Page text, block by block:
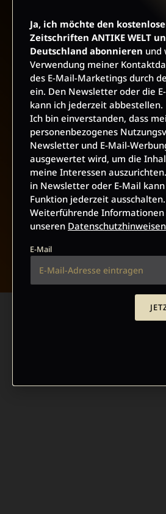
VERTRAG
ABO ONLINE
Ja, ich möchte den
Zeitschriften ANTIKE WELT
Deutschland abonnieren und
Verwendung meiner
des E-Mail-Marketings durch
ein. Den Newsletter oder die
kann ich jederzeit abbestellen.
Ich bin einverstanden, dass
personenbezogenes
Newsletter und E-Mail-
ausgewertet wird, um die
meine Interessen
in Newsletter oder E-Mail
Funktion jederzeit ausschalten.
Weiterführende Informationen
unseren Datenschutzhinweisen
E-Mail